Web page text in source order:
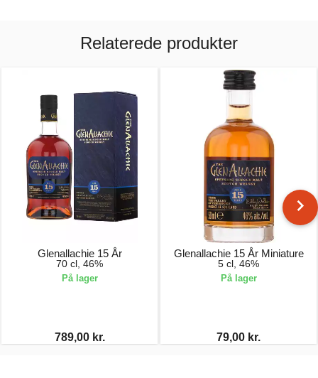
Relaterede produkter
Glenallachie 15 År
70 cl, 46%
På lager
789,00 kr.
Glenallachie 15 År Miniature
5 cl, 46%
På lager
79,00 kr.